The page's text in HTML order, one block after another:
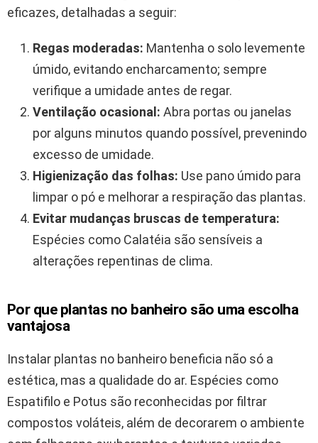
eficazes, detalhadas a seguir:
Regas moderadas: Mantenha o solo levemente
úmido, evitando encharcamento; sempre
verifique a umidade antes de regar.
Ventilação ocasional: Abra portas ou janelas
por alguns minutos quando possível, prevenindo
excesso de umidade.
Higienização das folhas: Use pano úmido para
limpar o pó e melhorar a respiração das plantas.
Evitar mudanças bruscas de temperatura:
Espécies como Calatéia são sensíveis a
alterações repentinas de clima.
Por que plantas no banheiro são uma escolha
vantajosa
Instalar plantas no banheiro beneficia não só a
estética, mas a qualidade do ar. Espécies como
Espatifilo e Potus são reconhecidas por filtrar
compostos voláteis, além de decorarem o ambiente